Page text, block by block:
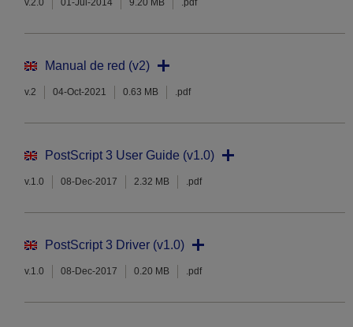
v.2.0 01-Jul-2014 9.20 MB .pdf
Manual de red (v2)
v.2 04-Oct-2021 0.63 MB .pdf
PostScript 3 User Guide (v1.0)
v.1.0 08-Dec-2017 2.32 MB .pdf
PostScript 3 Driver (v1.0)
v.1.0 08-Dec-2017 0.20 MB .pdf